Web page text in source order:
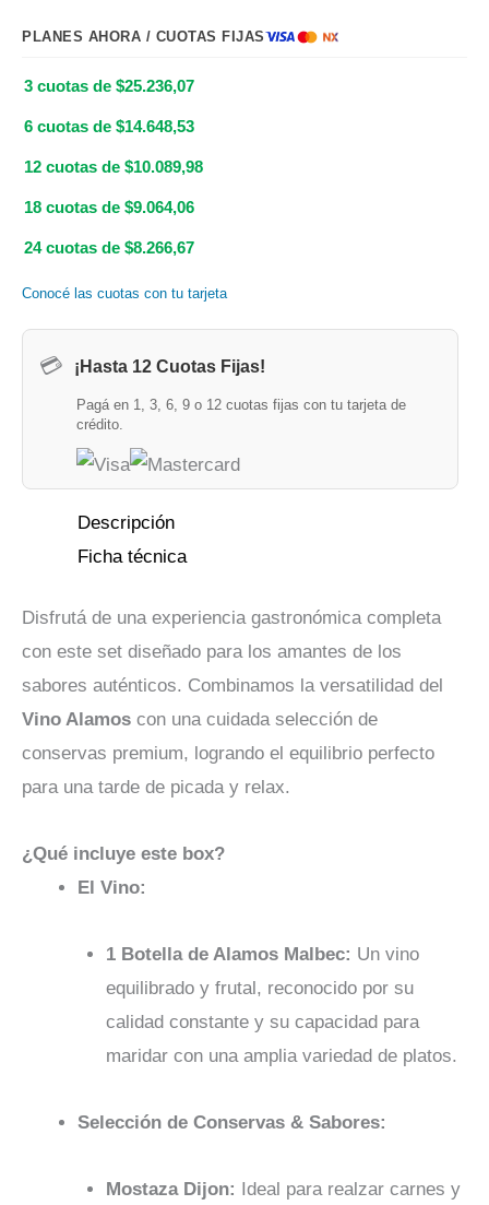
PLANES AHORA / CUOTAS FIJAS
3 cuotas de $25.236,07
6 cuotas de $14.648,53
12 cuotas de $10.089,98
18 cuotas de $9.064,06
24 cuotas de $8.266,67
Conocé las cuotas con tu tarjeta
💳 ¡Hasta 12 Cuotas Fijas!
Pagá en 1, 3, 6, 9 o 12 cuotas fijas con tu tarjeta de
crédito.
Descripción
Ficha técnica
Disfrutá de una experiencia gastronómica completa
con este set diseñado para los amantes de los
sabores auténticos. Combinamos la versatilidad del
Vino Alamos con una cuidada selección de
conservas premium, logrando el equilibrio perfecto
para una tarde de picada y relax.
¿Qué incluye este box?
El Vino:
1 Botella de Alamos Malbec: Un vino
equilibrado y frutal, reconocido por su
calidad constante y su capacidad para
maridar con una amplia variedad de platos.
Selección de Conservas & Sabores:
Mostaza Dijon: Ideal para realzar carnes y